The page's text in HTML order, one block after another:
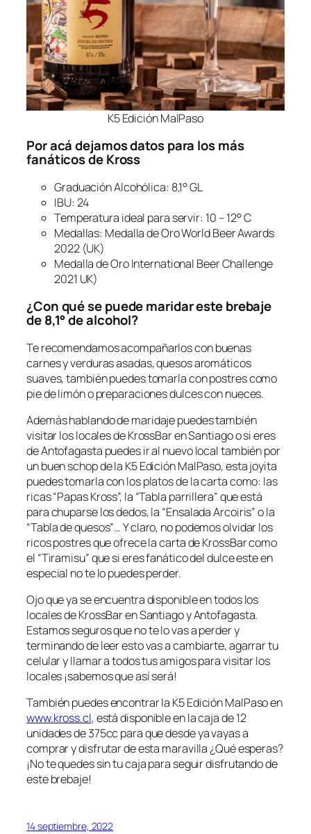
K5 Edición MalPaso
Por acá dejamos datos para los más
fanáticos de Kross
Graduación Alcohólica: 8,1° GL
IBU: 24
Temperatura ideal para servir: 10 – 12° C
Medallas: Medalla de Oro World Beer Awards
2022 (UK)
Medalla de Oro International Beer Challenge
2021 UK)
¿Con qué se puede maridar este brebaje
de 8,1° de alcohol?
Te recomendamos acompañarlos con buenas
carnes y verduras asadas, quesos aromáticos
suaves, también puedes tomarla con postres como
pie de limón o preparaciones dulces con nueces.
Además hablando de maridaje puedes también
visitar los locales de KrossBar en Santiago o si eres
de Antofagasta puedes ir al nuevo local también por
un buen schop de la K5 Edición MalPaso, esta joyita
puedes tomarla con los platos de la carta como: las
ricas “Papas Kross”, la “Tabla parrillera” que está
para chuparse los dedos, la “Ensalada Arcoiris” o la
“Tabla de quesos”… Y claro, no podemos olvidar los
ricos postres que ofrece la carta de KrossBar como
el “Tiramisu” que si eres fanático del dulce este en
especial no te lo puedes perder.
Ojo que ya se encuentra disponible en todos los
locales de KrossBar en Santiago y Antofagasta.
Estamos seguros que no te lo vas a perder y
terminando de leer esto vas a cambiarte, agarrar tu
celular y llamar a todos tus amigos para visitar los
locales ¡sabemos que así será!
También puedes encontrar la K5 Edición MalPaso en
www.kross.cl, está disponible en la caja de 12
unidades de 375cc para que desde ya vayas a
comprar y disfrutar de esta maravilla ¿Qué esperas?
¡No te quedes sin tu caja para seguir disfrutando de
este brebaje!
14 septiembre, 2022